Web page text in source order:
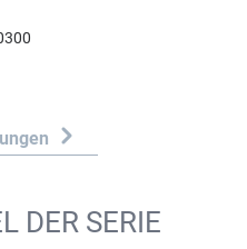
DER SERIE